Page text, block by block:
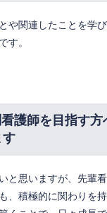
や関連したことを学
す。
護師を目指す
す
と思いますが、先輩
、積極的に関わりを